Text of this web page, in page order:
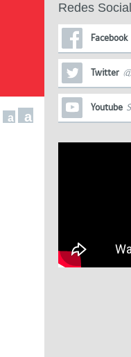
a a
Redes
Facebook
Twitter
Youtube